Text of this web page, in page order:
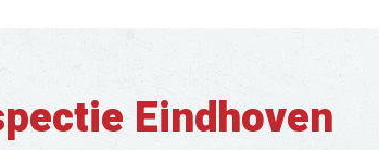
Eindhoven